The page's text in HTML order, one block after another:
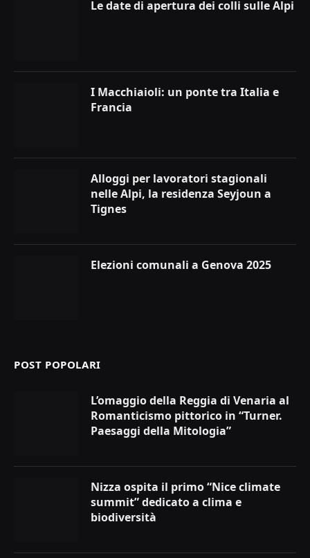
Le date di apertura dei colli sulle Alpi
I Macchiaioli: un ponte tra Italia e
Francia
Alloggi per lavoratori stagionali
nelle Alpi, la residenza Seyjoun a
Tignes
Elezioni comunali a Genova 2025
POST POPOLARI
L’omaggio della Reggia di Venaria al
Romanticismo pittorico in “Turner.
Paesaggi della Mitologia”
Nizza ospita il primo “Nice climate
summit” dedicato a clima e
biodiversità